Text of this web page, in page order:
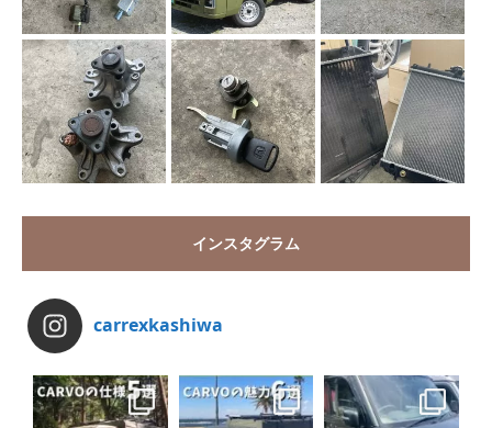
インスタグラム
carrexkashiwa